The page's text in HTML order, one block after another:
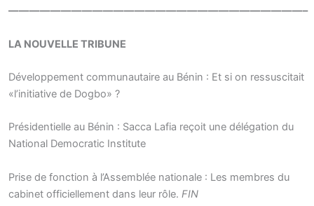
————————————————————————————–
LA NOUVELLE TRIBUNE
Développement communautaire au Bénin : Et si on ressuscitait
«l’initiative de Dogbo» ?
Présidentielle au Bénin : Sacca Lafia reçoit une délégation du
National Democratic Institute
Prise de fonction à l’Assemblée nationale : Les membres du
cabinet officiellement dans leur rôle. FIN